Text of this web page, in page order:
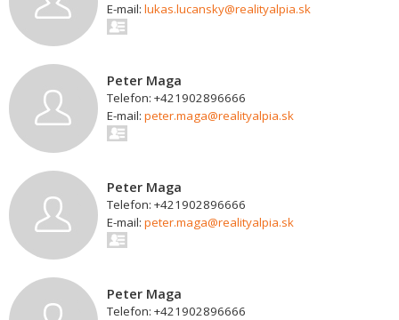
E-mail: lukas.lucansky@realityalpia.sk
Peter Maga
Telefon: +421902896666
E-mail: peter.maga@realityalpia.sk
Peter Maga
Telefon: +421902896666
E-mail: peter.maga@realityalpia.sk
Peter Maga
Telefon: +421902896666